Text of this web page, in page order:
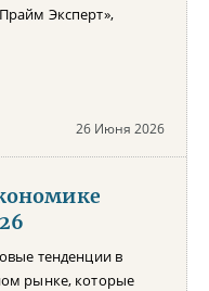
Эксперт»,
26 Июня 2026
тенденции в
рынке, которые